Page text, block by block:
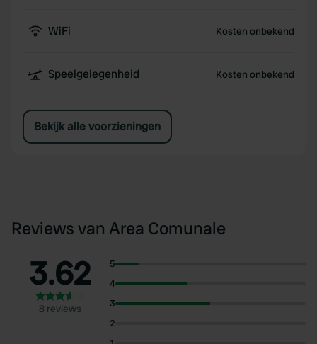
WiFi Kosten onbekend
Speelgelegenheid Kosten onbekend
Bekijk alle voorzieningen
Reviews van Area Comunale
3.62
8 reviews
5
4
3
2